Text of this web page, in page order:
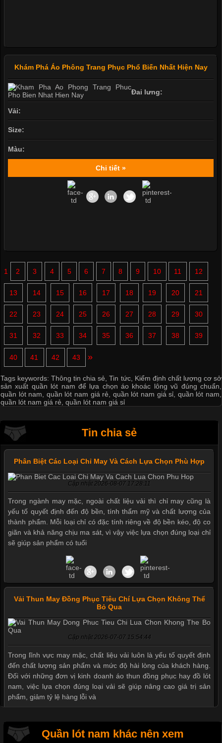
Khám Phá Áo Phông Trang Phục Phổ Biến Nhất Hiện Nay
Đai lưng:
Vải:
Size:
Màu:
Chi tiết »
1 2 3 4 5 6 7 8 9 10 11 12
13 14 15 16 17 18 19 20 21
22 23 24 25 26 27 28 29 30
31 32 33 34 35 36 37 38 39
40 41 42 43 »
Tags keywords:Thông tin chia sẻ ,Tin tức, Kiểm định chất lượng cơ sở
sản xuất quần lót nam để lựa chọn áo khoác lông vũ đúng chuẩn
quần lót nam
quần lót nam giá rẻ quần lót nam giá sỉ quần lót nam
quần lót nam giá rẻ quần lót nam giá sỉ
Tin chia sẻ
Phân Biệt Các Loại Chỉ May Và Cách Lựa Chọn Phù Hợp
Cập nhật 2026-08-07 17:28:11
Trong ngành may mặc, ngoài chất liệu vải thì chỉ may cũng là
yếu tố quyết định đến độ bền, tính thẩm mỹ và chất lượng của
thành phẩm. Mỗi loại chỉ có đặc tính riêng về độ bền kéo, độ co
giãn và khả năng chịu ma sát, vì vậy việc lựa chọn đúng loại chỉ
sẽ giúp sản phẩm có tuổi
Vải Thun May Đồng Phục Tiêu Chí Lựa Chọn Không Thể
Bỏ Qua
Cập nhật 2026-07-07 15:54:44
Trong lĩnh vực may mặc, chất liệu vải luôn là yếu tố quyết định
đến chất lượng sản phẩm và mức độ hài lòng của khách hàng.
Đối với những đơn vị kinh doanh áo thun đồng phục hay đồ lót
nam, việc lựa chọn đúng loại vải sẽ giúp nâng cao giá trị sản
phẩm, giảm tỷ lệ hàng lỗi và
Quần lót nam khác nên xem
Mẫu quần short quần lót nam nữ hè thu 2017
Thị hiều quần lót nam bơi lội nam và nữ 2017
Xu hướng thời trang trẻ và quần lót nam giá sỉ
Giặt và bảo quản quần lót nam đúng cách
Mẫu quần lót nam giá rẻ sốt hè 2017
Những mẩu quần lót nam thông dụng hiện nay